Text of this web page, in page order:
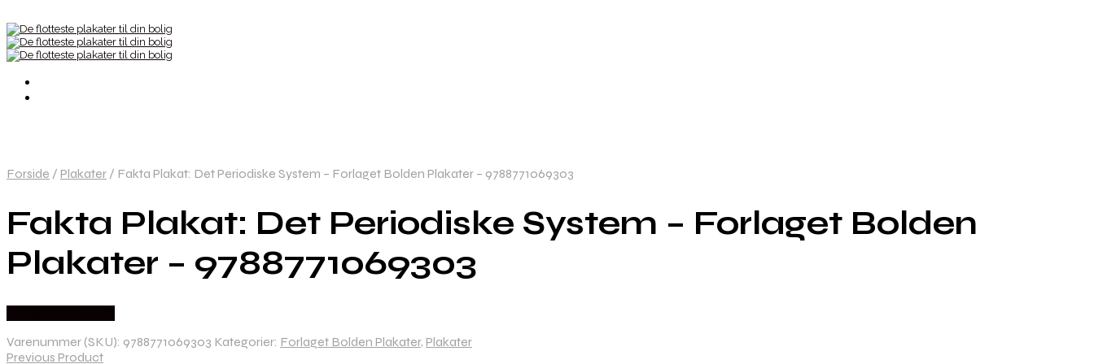
Forside / Plakater / Fakta Plakat: Det Periodiske System – Forlaget Bolden Plakater – 9788771069303
Fakta Plakat: Det Periodiske System – Forlaget Bolden
Plakater – 9788771069303
Varenummer (SKU): 9788771069303 Kategorier: Forlaget Bolden Plakater, Plakater
Previous Product